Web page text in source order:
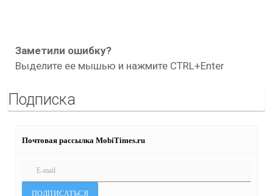
Заметили ошибку?
Выделите ее мышью и нажмите CTRL+Enter
Подписка
Почтовая рассылка MobiTimes.ru